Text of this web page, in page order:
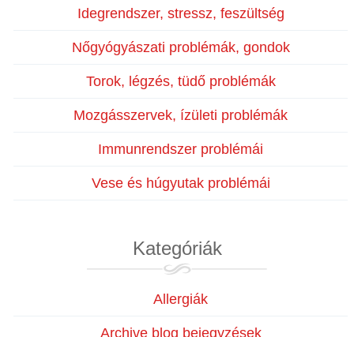
Idegrendszer, stressz, feszültség
Nőgyógyászati problémák, gondok
Torok, légzés, tüdő problémák
Mozgásszervek, ízületi problémák
Immunrendszer problémái
Vese és húgyutak problémái
Kategóriák
Allergiák
Archive blog bejegyzések